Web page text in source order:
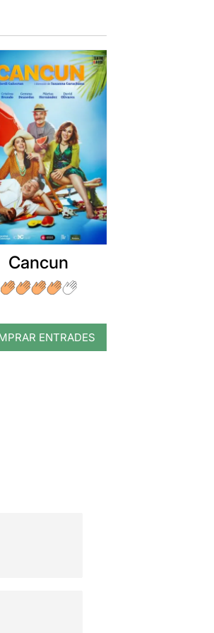
al dia 6
Cancun
ENTRADES